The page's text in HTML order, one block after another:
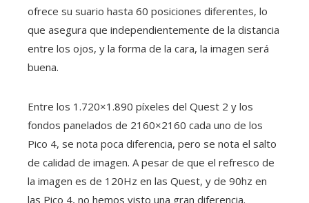
ofrece su suario hasta 60 posiciones diferentes, lo
que asegura que independientemente de la distancia
entre los ojos, y la forma de la cara, la imagen será
buena.
Entre los 1.720×1.890 píxeles del Quest 2 y los
fondos panelados de 2160×2160 cada uno de los
Pico 4, se nota poca diferencia, pero se nota el salto
de calidad de imagen. A pesar de que el refresco de
la imagen es de 120Hz en las Quest, y de 90hz en
las Pico 4, no hemos visto una gran diferencia.